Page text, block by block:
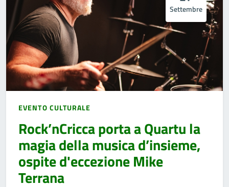
Settembre
EVENTO CULTURALE
Rock’nCricca porta a Quartu la
magia della musica d’insieme,
ospite d'eccezione Mike
Terrana